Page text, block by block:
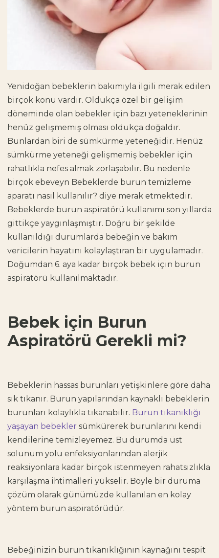
Yenidoğan bebeklerin bakımıyla ilgili merak edilen
birçok konu vardır. Oldukça özel bir gelişim
döneminde olan bebekler için bazı yeteneklerinin
henüz gelişmemiş olması oldukça doğaldır.
Bunlardan biri de sümkürme yeteneğidir. Henüz
sümkürme yeteneği gelişmemiş bebekler için
rahatlıkla nefes almak zorlaşabilir. Bu nedenle
birçok ebeveyn Bebeklerde burun temizleme
aparatı nasıl kullanılır? diye merak etmektedir.
Bebeklerde burun aspiratörü kullanımı son yıllarda
gittikçe yaygınlaşmıştır. Doğru bir şekilde
kullanıldığı durumlarda bebeğin ve bakım
vericilerin hayatını kolaylaştıran bir uygulamadır.
Doğumdan 6. aya kadar birçok bebek için burun
aspiratörü kullanılmaktadır.
Bebek için Burun
Aspiratörü Gerekli mi?
Bebeklerin hassas burunları yetişkinlere göre daha
sık tıkanır. Burun yapılarından kaynaklı bebeklerin
burunları kolaylıkla tıkanabilir. Burun tıkanıklığı
yaşayan bebekler sümkürerek burunlarını kendi
kendilerine temizleyemez. Bu durumda üst
solunum yolu enfeksiyonlarından alerjik
reaksiyonlara kadar birçok istenmeyen rahatsızlıkla
karşılaşma ihtimalleri yükselir. Böyle bir duruma
çözüm olarak günümüzde kullanılan en kolay
yöntem burun aspiratörüdür.
Bebeğinizin burun tıkanıklığının kaynağını tespit